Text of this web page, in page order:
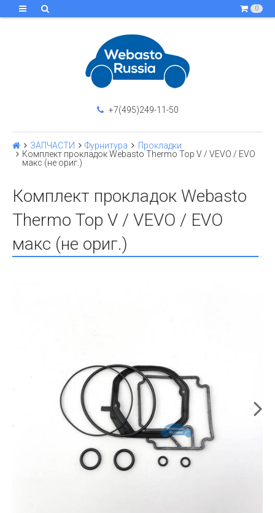
0
+7(495)249-11-50
ЗАПЧАСТИ Фурнитура
Прокладки
Комплект прокладок Webasto Thermo Top V / VEVO / EVO
макс (не ориг.)
Комплект прокладок Webasto
Thermo Top V / VEVO / EVO
макс (не ориг.)